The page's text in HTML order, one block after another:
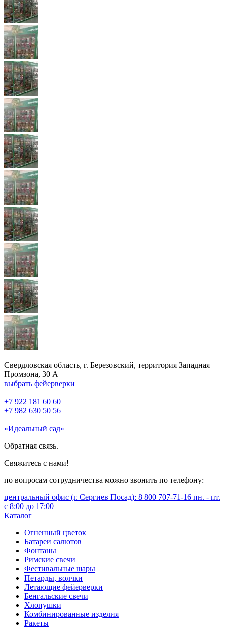
Свердловская область, г. Березовский, территория Западная
Промзона, 30 А
выбрать фейерверки
+7 922 181 60 60
+7 982 630 50 56
«Идеальный сад»
Обратная связь.
Свяжитесь с нами!
по вопросам сотрудничества можно звонить по телефону:
центральный офис (г. Сергиев Посад): 8 800 707-71-16 пн. - пт.
с 8:00 до 17:00
Каталог
Огненный цветок
Батареи салютов
Фонтаны
Римские свечи
Фестивальные шары
Петарды, волчки
Летающие фейерверки
Бенгальские свечи
Хлопушки
Комбинированные изделия
Ракеты